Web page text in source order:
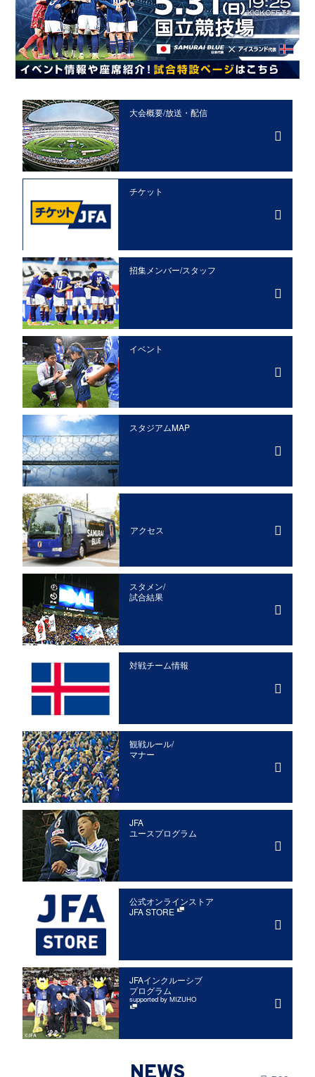
大会概要/放送・配信
チケット
招集メンバー/スタッフ
イベント
スタジアムMAP
アクセス
スタメン/
試合結果
対戦チーム情報
観戦ルール/
マナー
JFA
ユースプログラム
公式オンラインストア
JFA STORE
JFAインクルーシブ
プログラム
supported by MIZUHO